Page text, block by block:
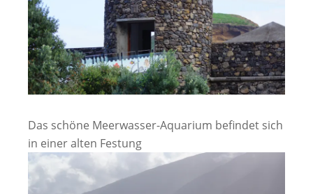
Das schöne Meerwasser-Aquarium befindet sich
in einer alten Festung